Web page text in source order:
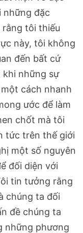
những đặc
rằng tôi thiếu
này, tôi không
đến bất cứ
khi những sự
cách nhanh
ước để làm
chốt mà tôi
tức trên thế giới
một số nguyên
đối diện với
tin tưởng rằng
chúng ta đối
đề chúng ta
những phương